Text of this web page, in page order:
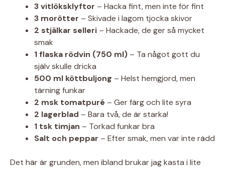
3 vitlöksklyftor – Hacka fint, men inte för fint
3 morötter – Skivade i lagom tjocka skivor
2 stjälkar selleri – Hackade, de ger så mycket
smak
1 flaska rödvin (750 ml) – Ta något gott du
själv skulle dricka
500 ml köttbuljong – Helst hemgjord, men
tärning funkar
2 msk tomatpuré – Ger färg och lite syra
2 lagerblad – Bara två, de är starka!
1 tsk timjan – Torkad funkar bra
Salt och peppar – Efter smak, men var inte rädd
Det här är grunden, men ibland brukar jag kasta i lite